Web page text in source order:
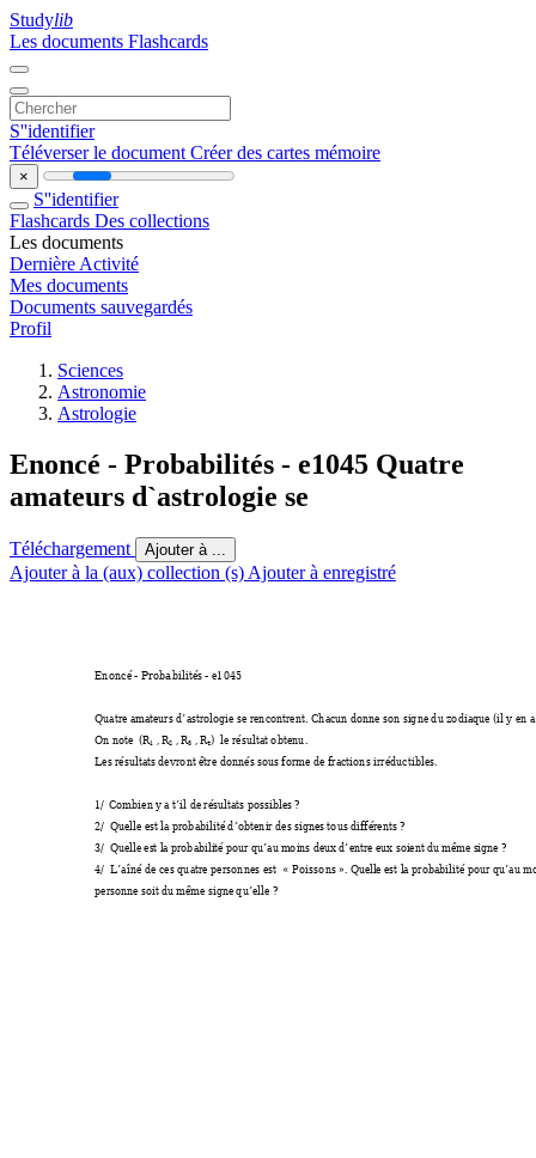
Studylib
Les documents Flashcards
S''identifier
Téléverser le document Créer des cartes mémoire
×
S''identifier
Flashcards Des collections
Les documents
Dernière Activité
Mes documents
Documents sauvegardés
Profil
Sciences
Astronomie
Astrologie
Enoncé - Probabilités - e1045 Quatre
amateurs d`astrologie se
Téléchargement Ajouter à ...
Ajouter à la (aux) collection (s) Ajouter à enregistré
Enoncé - Probabilités - e1045
Quatre amateurs d’astrologie se rencontrent. Chacun donne son signe du zodiaque (il y en
On note  (R1 , R2 , R3 , R4)  le résultat obtenu.
Les résultats devront être donnés sous forme de fractions irréductibles.
1/  Combien y a t’il de résultats possibles ?
2/  Quelle est la probabilité d’obtenir des signes tous différents ?
3/  Quelle est la probabilité pour qu’au moins deux d’entre eux soient du même signe ?
4/  L’aîné de ces quatre personnes est  « Poissons». Quelle est la probabilité pour qu’au
personne soit du même signe qu’elle ?